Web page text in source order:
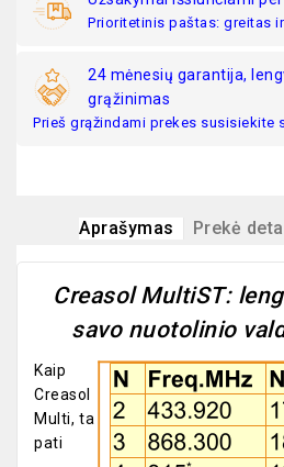
Prioritetinis paštas: greitas
24 mėnesių garantija,
grąžinimas
Prieš grąžindami prekes susisiekite
Aprašymas Prekė
Creasol MultiST:
savo nuotolinio
Kaip
Creasol
Multi, ta
pati